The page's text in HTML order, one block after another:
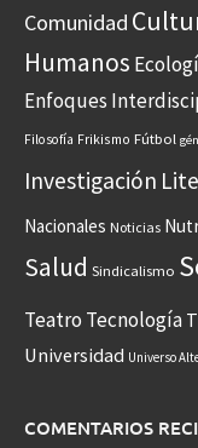
Comunidad
Humanos
Enfoques
Filosofía Frikismo Fútbol
Investigación
Nacionales Noticias
Salud Sindicalismo
Teatro Tecnología
Universidad Universo
COMENTARIOS